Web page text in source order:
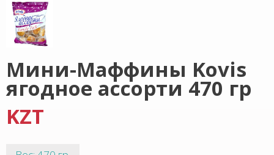
Мини-Маффины Kovis
ягодное ассорти 470 гр
KZT